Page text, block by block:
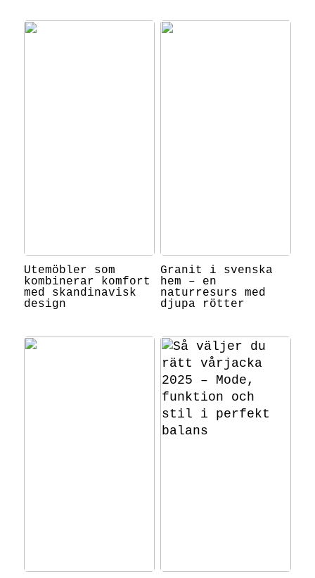
Utemöbler som
kombinerar komfort
med skandinavisk
design
Granit i svenska
hem – en
naturresurs med
djupa rötter